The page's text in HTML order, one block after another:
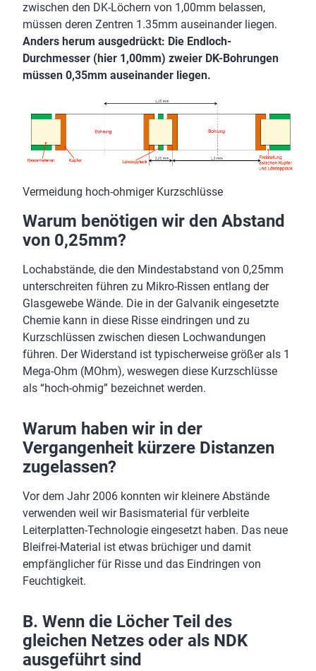
zwischen den DK-Löchern von 1,00mm belassen,
müssen deren Zentren 1.35mm auseinander liegen.
Anders herum ausgedrückt: Die Endloch-
Durchmesser (hier 1,00mm) zweier DK-Bohrungen
müssen 0,35mm auseinander liegen.
Vermeidung hoch-ohmiger Kurzschlüsse
Warum benötigen wir den Abstand
von 0,25mm?
Lochabstände, die den Mindestabstand von 0,25mm
unterschreiten führen zu Mikro-Rissen entlang der
Glasgewebe Wände. Die in der Galvanik eingesetzte
Chemie kann in diese Risse eindringen und zu
Kurzschlüssen zwischen diesen Lochwandungen
führen. Der Widerstand ist typischerweise größer als 1
Mega-Ohm (MOhm), weswegen diese Kurzschlüsse
als “hoch-ohmig” bezeichnet werden.
Warum haben wir in der
Vergangenheit kürzere Distanzen
zugelassen?
Vor dem Jahr 2006 konnten wir kleinere Abstände
verwenden weil wir Basismaterial für verbleite
Leiterplatten-Technologie eingesetzt haben. Das neue
Bleifrei-Material ist etwas brüchiger und damit
empfänglicher für Risse und das Eindringen von
Feuchtigkeit.
B. Wenn die Löcher Teil des
gleichen Netzes oder als NDK
ausgeführt sind